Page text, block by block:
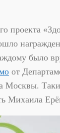
проекта
было
от
Москвы.
Михаила